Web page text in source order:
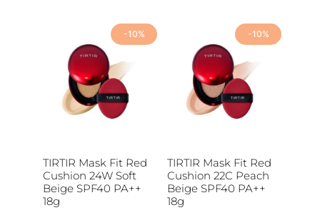
-10%
TIRTIR Mask Fit Red
Cushion 24W Soft
Beige SPF40 PA++
18g
-10%
TIRTIR Mask Fit Red
Cushion 22C Peach
Beige SPF40 PA++
18g